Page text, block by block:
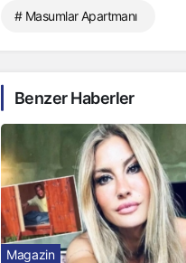
# Masumlar Apartmanı
Benzer Haberler
Magazin